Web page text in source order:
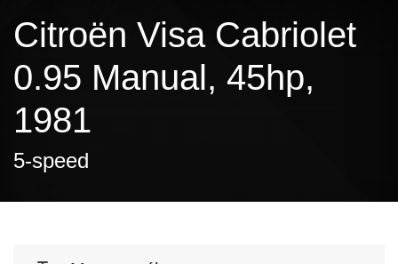
Citroën Visa Cabriolet
0.95 Manual, 45hp,
1981
5-speed